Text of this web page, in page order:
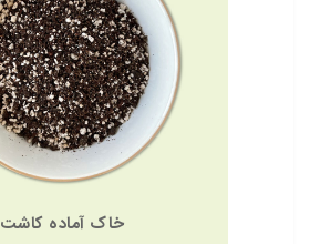
خاک آماده کاشت